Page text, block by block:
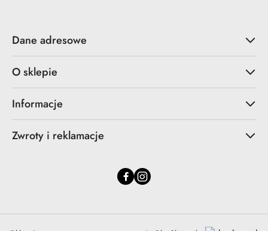
Dane adresowe
O sklepie
Informacje
Zwroty i reklamacje